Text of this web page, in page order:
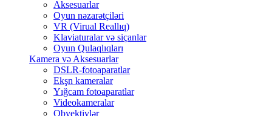
Aksesuarlar
Oyun nəzarətçiləri
VR (Virual Reallıq)
Klaviaturalar və siçanlar
Oyun Qulaqlıqları
Kamera və Aksesuarlar
DSLR-fotoaparatlar
Ekşn kameralar
Yığcam fotoaparatlar
Videokameralar
Obyektivlər